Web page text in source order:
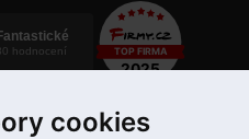
cookies
+421 907 780 034